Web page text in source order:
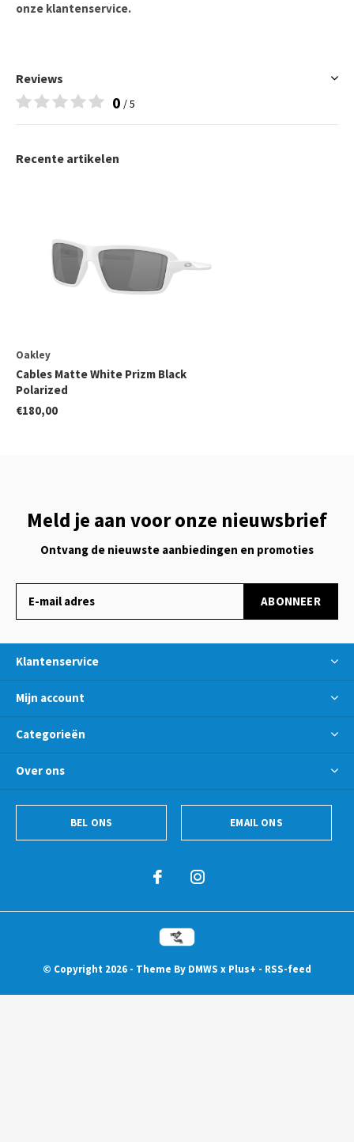
onze klantenservice.
Reviews
0 / 5
Recente artikelen
Oakley
Cables Matte White Prizm Black
Polarized
€180,00
Meld je aan voor onze nieuwsbrief
Ontvang de nieuwste aanbiedingen en promoties
ABONNEER
Klantenservice
Mijn account
Categorieën
Over ons
BEL ONS EMAIL ONS
© Copyright 2026 - Theme By DMWS x Plus+ - RSS-feed